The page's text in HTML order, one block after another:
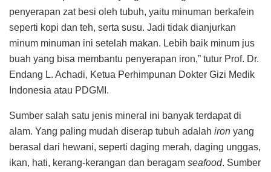
penyerapan zat besi oleh tubuh, yaitu minuman berkafein
seperti kopi dan teh, serta susu. Jadi tidak dianjurkan
minum minuman ini setelah makan. Lebih baik minum jus
buah yang bisa membantu penyerapan iron,” tutur Prof. Dr.
Endang L. Achadi, Ketua Perhimpunan Dokter Gizi Medik
Indonesia atau PDGMI.
Sumber salah satu jenis mineral ini banyak terdapat di
alam. Yang paling mudah diserap tubuh adalah iron yang
berasal dari hewani, seperti daging merah, daging unggas,
ikan, hati, kerang-kerangan dan beragam seafood. Sumber